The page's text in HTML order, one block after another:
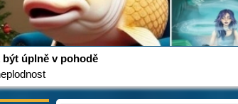
být úplně v pohodě